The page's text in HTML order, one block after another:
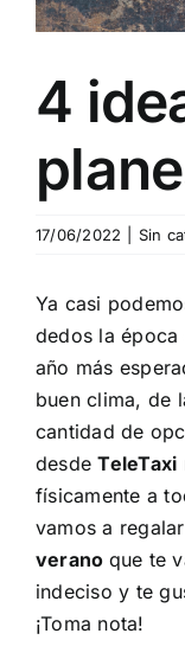
Contacto
4
17/06/2022 Sin
Ya casi
dedos la época
año más
buen clima, de
cantidad de
desdeTeleTaxi
físicamente a
vamos a
verano que te
indeciso y te
¡Toma nota!